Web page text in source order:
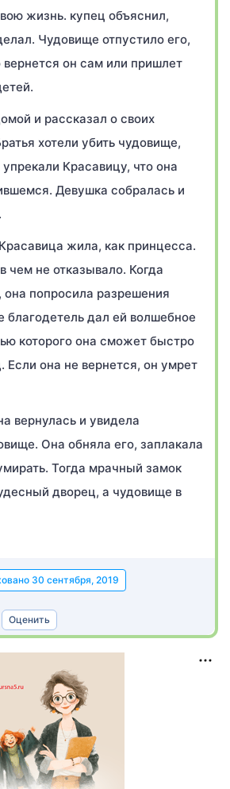
жизнь. купец объяснил,
Чудовище отпустило его,
вернется он сам или пришлет
и рассказал о своих
хотели убить чудовище,
Красавицу, что она
Девушка собралась и
жила, как принцесса.
чем не отказывало. Когда
она попросила разрешения
благодетель дал ей волшебное
которого она сможет быстро
Если она не вернется, он умрет
вернулась и увидела
Она обняла его, заплакала
Тогда мрачный замок
дворец, а чудовище в
30 сентября, 2019
Оценить